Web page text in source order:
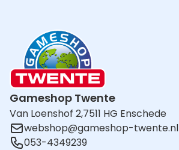
Gameshop Twente
Van Loenshof 2,7511 HG Enschede
webshop@gameshop-twente.nl
053-4349239